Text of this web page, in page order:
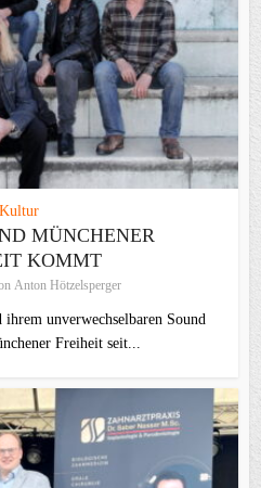
Kultur
MÜNCHENER
KOMMT
Anton Hötzelsperger
unverwechselbaren Sound
Freiheit seit...